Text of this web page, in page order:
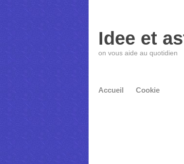
Idee et
on vous aide au quotidien
Accueil Cookie